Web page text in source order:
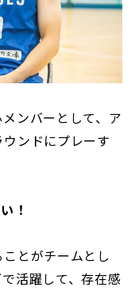
ンバーとして、ア
ンドにプレーす
！
ことがチームとし
活躍して、存在感